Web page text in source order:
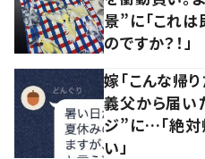
景”に「これ
のですか？！」
嫁「こんな帰
義父から届い
ジ”に…「絶対
い」